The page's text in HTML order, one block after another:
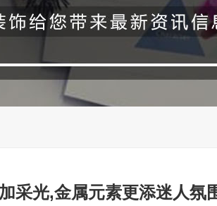
采光,金属元素更添迷人氛